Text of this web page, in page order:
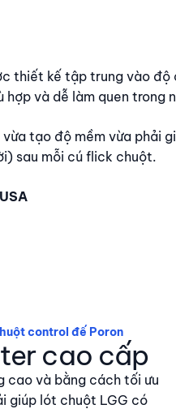
thiết kế tập trung vào
và dễ làm quen trong
tạo độ mềm vừa phải
sau mỗi cú flick chuột.
control đế Poron
cao cấp
cao và bằng cách tối ưu
giúp lót chuột LGG có